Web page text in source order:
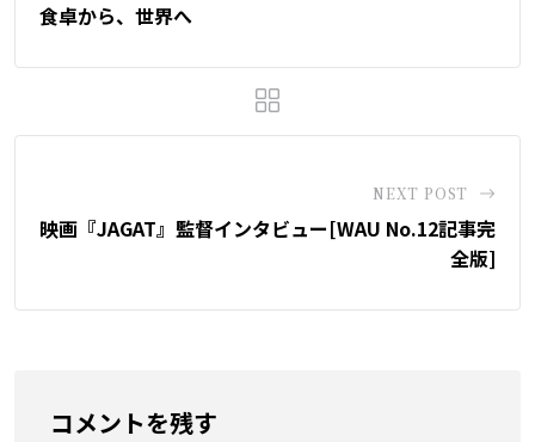
食卓から、世界へ
NEXT POST
映画『JAGAT』監督インタビュー[WAU No.12記事完
全版]
コメントを残す